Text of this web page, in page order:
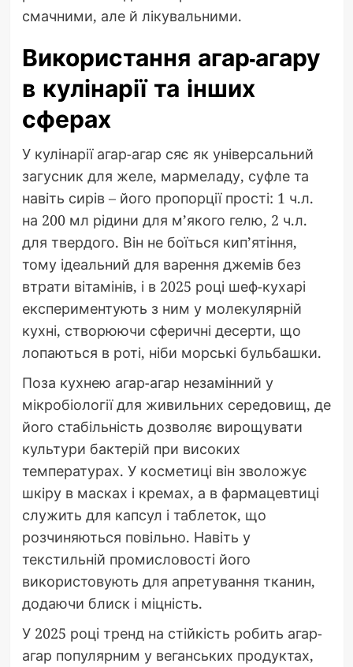
смачними, але й лікувальними.
Використання агар-агару
в кулінарії та інших
сферах
У кулінарії агар-агар сяє як універсальний
загусник для желе, мармеладу, суфле та
навіть сирів – його пропорції прості: 1 ч.л.
на 200 мл рідини для м’якого гелю, 2 ч.л.
для твердого. Він не боїться кип’ятіння,
тому ідеальний для варення джемів без
втрати вітамінів, і в 2025 році шеф-кухарі
експериментують з ним у молекулярній
кухні, створюючи сферичні десерти, що
лопаються в роті, ніби морські бульбашки.
Поза кухнею агар-агар незамінний у
мікробіології для живильних середовищ, де
його стабільність дозволяє вирощувати
культури бактерій при високих
температурах. У косметиці він зволожує
шкіру в масках і кремах, а в фармацевтиці
служить для капсул і таблеток, що
розчиняються повільно. Навіть у
текстильній промисловості його
використовують для апретування тканин,
додаючи блиск і міцність.
У 2025 році тренд на стійкість робить агар-
агар популярним у веганських продуктах,